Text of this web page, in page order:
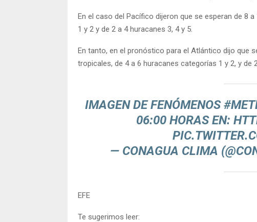
En el caso del Pacífico dijeron que se esperan de 8
1 y 2 y de 2 a 4 huracanes 3, 4 y 5.
En tanto, en el pronóstico para el Atlántico dijo que
tropicales, de 4 a 6 huracanes categorías 1 y 2, y de
IMAGEN DE FENÓMENOS
06:00 HORAS EN:
— CONAGUA CLIMA
EFE
Te sugerimos leer: